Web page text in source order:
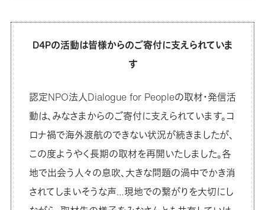
D4Pの活動は皆様からのご寄付に支えられていま
す
認定NPO法人Dialogue for Peopleの取材・発信活
動は、みなさまからのご寄付に支えられています。コ
ロナ禍で海外渡航のできない状況が続きましたが、
この度ようやく長期の取材を再開いたしました。各
地で出会う人々の息吹、大きな問題の渦中でかき消
されてしまいそうな声…現地での繋がりを大切にし